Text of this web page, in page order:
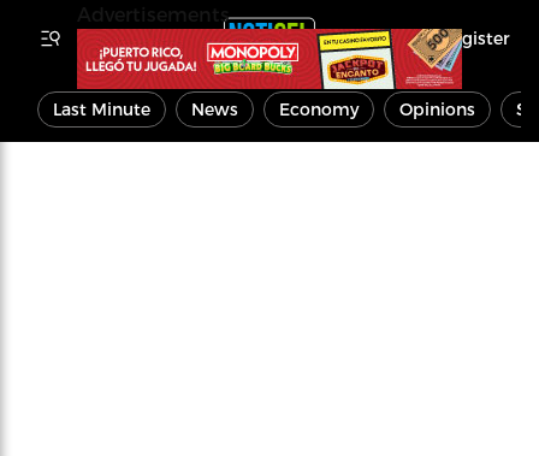
Register
Last Minute News Economy Opinions
Advertisements